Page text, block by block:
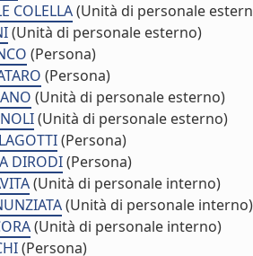
COLELLA(Unità di personale
(Unità di personale esterno)
(Persona)
(Persona)
(Unità di personale esterno)
(Unità di personale esterno)
(Persona)
DIRODI(Persona)
(Unità di personale interno)
(Unità di personale interno)
(Unità di personale interno)
(Persona)